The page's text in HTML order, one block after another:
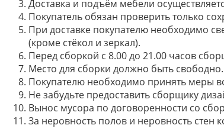
Доставка и подъём мебели
Покупатель обязан проверить только
При доставке покупателю необходимо
(кроме стёкол и зеркал).
Перед сборкой с 8.00 до 21.00 часов
Место для сборки должно быть свободно.
Покупателю необходимо принять меры
Не забудьте предоставить сборщику
Вынос мусора по договоренности со
За неровность полов и неровность